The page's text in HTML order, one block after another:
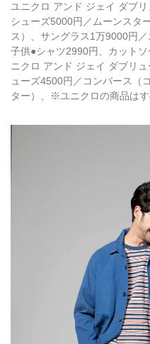
ユニクロ アンド ジェイ ダブ
シューズ5000円／ムーンスタ
ス）、サングラス1万9000円
子供●シャツ2990円、カット
ニクロ アンド ジェイ ダブリ
ューズ4500円／コンバース（
ター）、※ユニクロの商品は